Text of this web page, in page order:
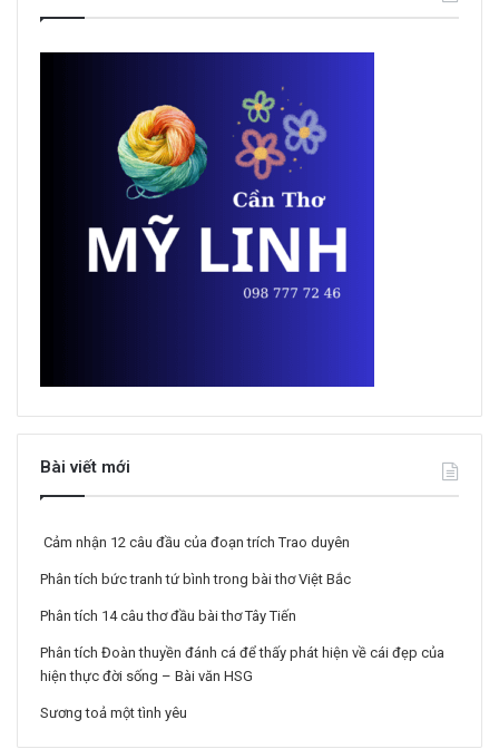
Bài viết mới
Cảm nhận 12 câu đầu của đoạn trích Trao duyên
Phân tích bức tranh tứ bình trong bài thơ Việt Bắc
Phân tích 14 câu thơ đầu bài thơ Tây Tiến
Phân tích Đoàn thuyền đánh cá để thấy phát hiện về cái đẹp của
hiện thực đời sống – Bài văn HSG
Sương toả một tình yêu